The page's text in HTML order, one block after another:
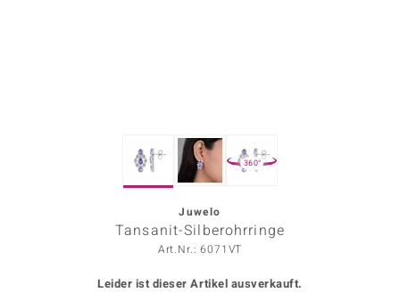
360°
Juwelo
Tansanit-Silberohrringe
Art.Nr.: 6071VT
Leider ist dieser Artikel ausverkauft.